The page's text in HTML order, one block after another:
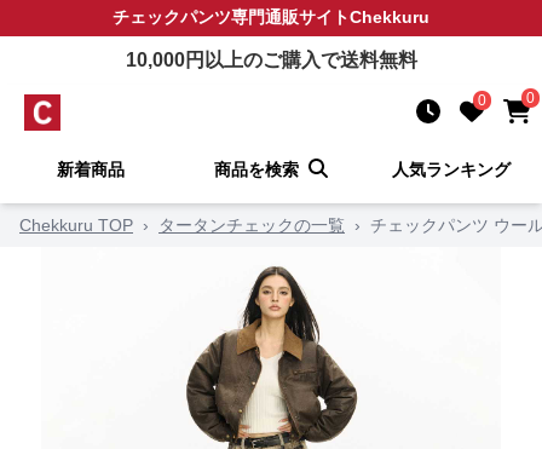
チェックパンツ専門通販サイトChekkuru
10,000円以上のご購入で送料無料
0 0
新着商品 商品を検索 人気ランキング
Chekkuru TOP › タータンチェックの一覧 › チェックパンツ ウー